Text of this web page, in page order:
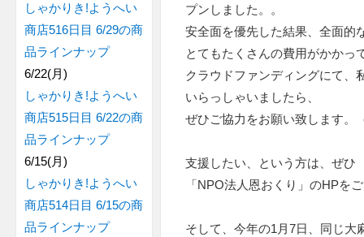
プンしました。。
安全面を優先した結果、全面的
とてもたくさんの費用がかかっ
クラウドファンディングにて、
いらっしゃいましたら、
ぜひご協力をお願い致します
支援したい、という方は、ぜひ
「NPO法人恩おくり」のHPを
そして、今年の1月7日、同じ大
しゃかりき!ようへい
商店516日目 6/29の商
品ラインナップ
6/22(月)
しゃかりき!ようへい
商店515日目 6/22の商
品ラインナップ
6/15(月)
しゃかりき!ようへい
商店514日目 6/15の商
品ラインナップ